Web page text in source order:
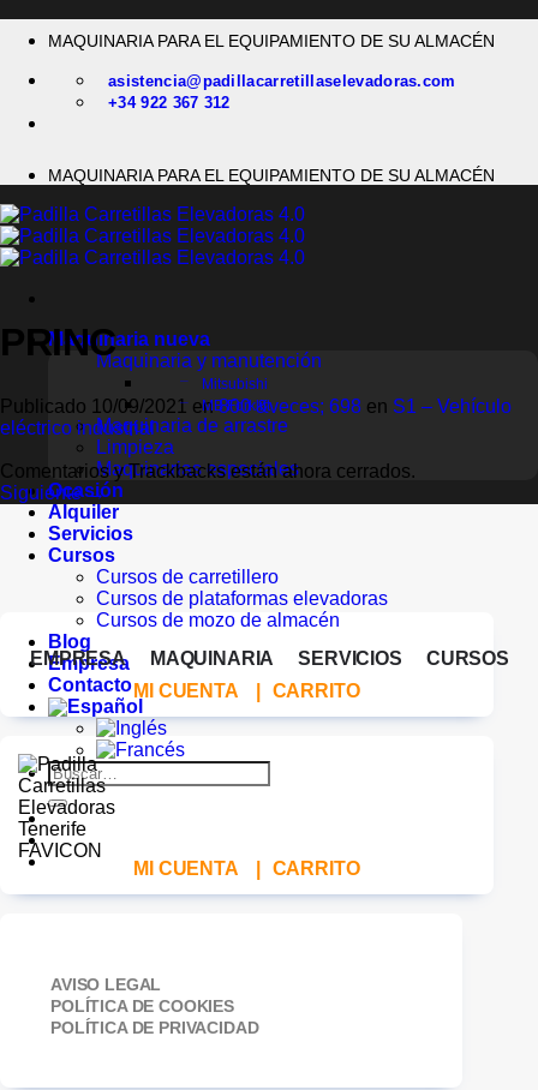
MAQUINARIA PARA EL EQUIPAMIENTO DE SU ALMACÉN
asistencia@padillacarretillaselevadoras.com
+34 922 367 312
MAQUINARIA PARA EL EQUIPAMIENTO DE SU ALMACÉN
Maquinaria nueva
Maquinaria y manutención
Mitsubishi
MB Forklift
Maquinaria de arrastre
Limpieza
Maquinarias especiales
Ocasión
Alquiler
Servicios
Cursos
Cursos de carretillero
Cursos de plataformas elevadoras
Cursos de mozo de almacén
Blog
Empresa
Contacto
Buscar
por:
PRINC
Publicado 10/09/2021en800 &veces; 698 en S1 – Vehículo
eléctrico industrial
Comentarios y Trackbacks están ahora cerrados.
Siguiente→
EMPRESA MAQUINARIA SERVICIOS
CURSOS
MI CUENTA
CARRITO
MI CUENTA CARRITO
AVISO LEGAL
POLÍTICA DE COOKIES
POLÍTICA DE PRIVACIDAD